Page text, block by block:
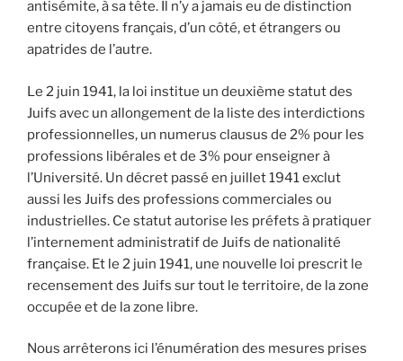
antisémite, à sa tête. Il n’y a jamais eu de distinction
entre citoyens français, d’un côté, et étrangers ou
apatrides de l’autre.
Le 2 juin 1941, la loi institue un deuxième statut des
Juifs avec un allongement de la liste des interdictions
professionnelles, un numerus clausus de 2% pour les
professions libérales et de 3% pour enseigner à
l’Université. Un décret passé en juillet 1941 exclut
aussi les Juifs des professions commerciales ou
industrielles. Ce statut autorise les préfets à pratiquer
l’internement administratif de Juifs de nationalité
française. Et le 2 juin 1941, une nouvelle loi prescrit le
recensement des Juifs sur tout le territoire, de la zone
occupée et de la zone libre.
Nous arrêterons ici l’énumération des mesures prises